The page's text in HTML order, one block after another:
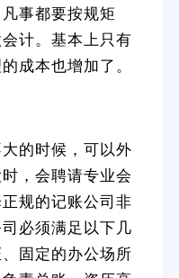
事都要按规矩
计。基本上只有
成本也增加了。
的时候，可以外
，会聘请专业会
规的记账公司非
必须满足以下几
固定的办公场所